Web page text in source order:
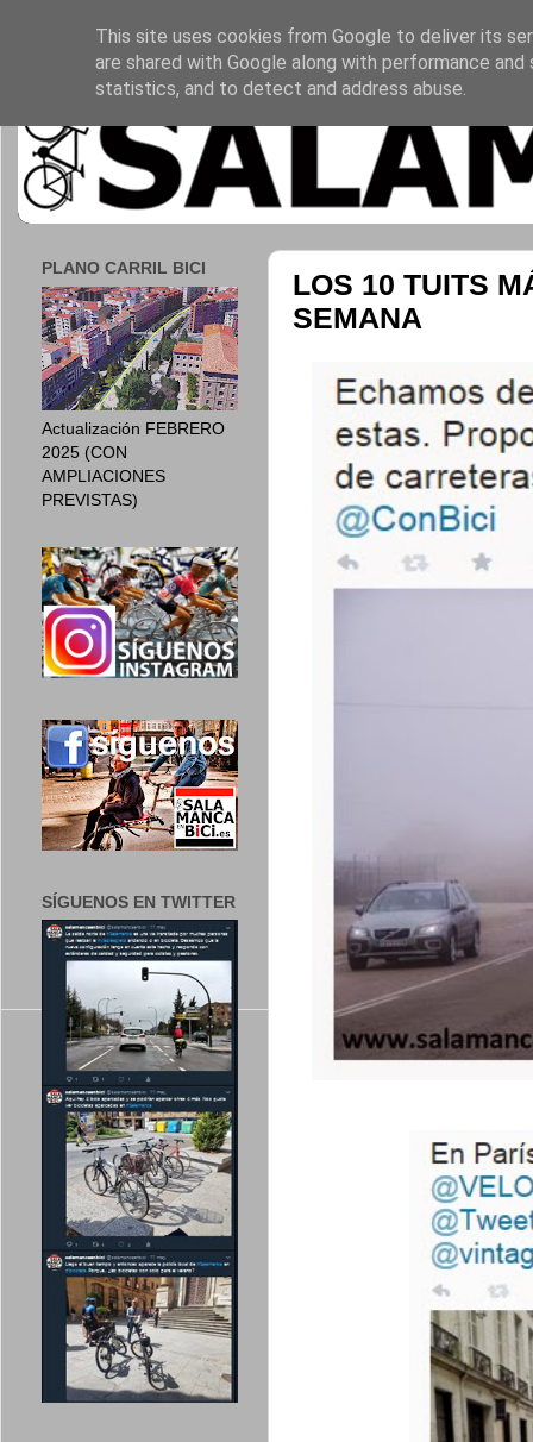
LOS 10 TUITS
SEMANA
PLANO CARRIL BICI
Actualización FEBRERO
2025 (CON
AMPLIACIONES
PREVISTAS)
SÍGUENOS EN TWITTER
This site uses cookies from Google to deliver its
are shared with Google along with performance
statistics, and to detect and address abuse.